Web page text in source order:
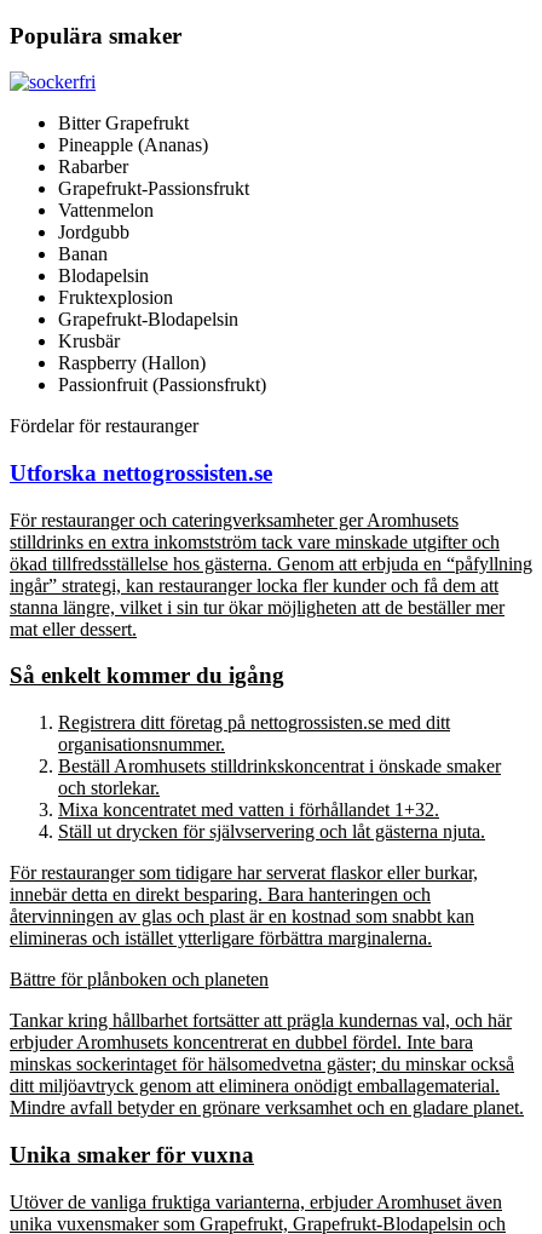
Populära smaker
Bitter Grapefrukt
Pineapple (Ananas)
Rabarber
Grapefrukt-Passionsfrukt
Vattenmelon
Jordgubb
Banan
Blodapelsin
Fruktexplosion
Grapefrukt-Blodapelsin
Krusbär
Raspberry (Hallon)
Passionfruit (Passionsfrukt)
Fördelar för restauranger
Utforska nettogrossisten.se
För restauranger och cateringverksamheter ger Aromhusets
stilldrinks en extra inkomstström tack vare minskade utgifter och
ökad tillfredsställelse hos gästerna. Genom att erbjuda en “påfyllning
ingår” strategi, kan restauranger locka fler kunder och få dem att
stanna längre, vilket i sin tur ökar möjligheten att de beställer mer
mat eller dessert.
Så enkelt kommer du igång
Registrera ditt företag på nettogrossisten.se med ditt
organisationsnummer.
Beställ Aromhusets stilldrinkskoncentrat i önskade smaker
och storlekar.
Mixa koncentratet med vatten i förhållandet 1+32.
Ställ ut drycken för självservering och låt gästerna njuta.
För restauranger som tidigare har serverat flaskor eller burkar,
innebär detta en direkt besparing. Bara hanteringen och
återvinningen av glas och plast är en kostnad som snabbt kan
elimineras och istället ytterligare förbättra marginalerna.
Bättre för plånboken och planeten
Tankar kring hållbarhet fortsätter att prägla kundernas val, och här
erbjuder Aromhusets koncentrerat en dubbel fördel. Inte bara
minskas sockerintaget för hälsomedvetna gäster; du minskar också
ditt miljöavtryck genom att eliminera onödigt emballagematerial.
Mindre avfall betyder en grönare verksamhet och en gladare planet.
Unika smaker för vuxna
Utöver de vanliga fruktiga varianterna, erbjuder Aromhuset även
unika vuxensmaker som Grapefrukt, Grapefrukt-Blodapelsin och